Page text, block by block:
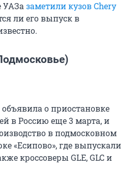
УАЗа заметили кузовChery
ли его выпуск в
о приостановке
в Россию еще 3 марта, и
в подмосковном
«Есипово», где выпускали
кроссоверы GLE, GLC и